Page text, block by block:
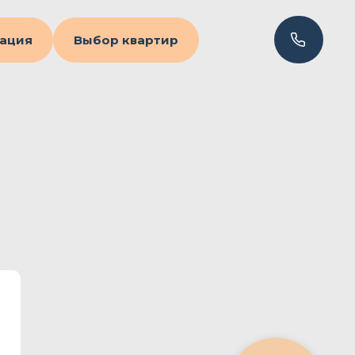
Выбор квартир
142
136,5 м2